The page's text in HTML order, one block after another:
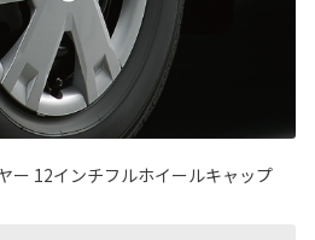
ー 12インチフルホイールキャップ